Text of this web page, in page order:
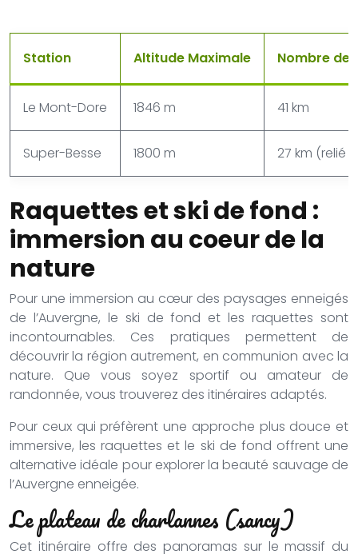
Station Altitude Maximale Nombre de
Le Mont-Dore 1846 m 41 km
Super-Besse 1800 m 27 km (relié
Raquettes et ski de fond :
immersion au coeur de la
nature
Pour une immersion au cœur des paysages enneigés
de l’Auvergne, le ski de fond et les raquettes sont
incontournables. Ces pratiques permettent de
découvrir la région autrement, en communion avec la
nature. Que vous soyez sportif ou amateur de
randonnée, vous trouverez des itinéraires adaptés.
Pour ceux qui préfèrent une approche plus douce et
immersive, les raquettes et le ski de fond offrent une
alternative idéale pour explorer la beauté sauvage de
l’Auvergne enneigée.
Le plateau de charlannes (sancy)
Cet itinéraire offre des panoramas sur le massif du